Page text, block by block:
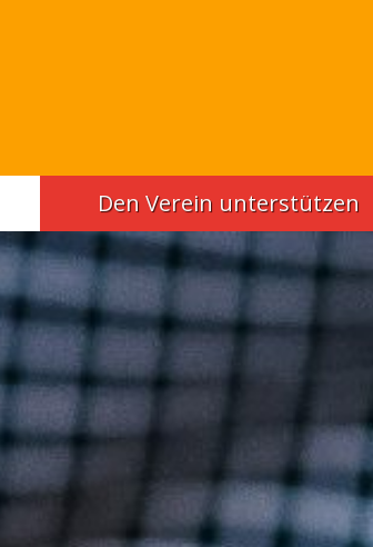
Den Verein unterstützen